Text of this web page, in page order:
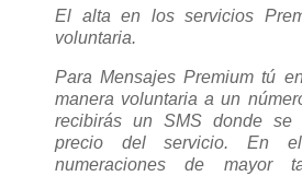
El alta en los servicios
voluntaria.
Para Mensajes Premium tú
manera voluntaria a un
recibirás un SMS donde se
precio del servicio. En
numeraciones de mayor